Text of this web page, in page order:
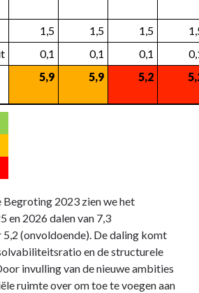
1,5 1,5 1,5
0,1 0,1 0,1
5,9 5,9 5,2
Begroting 2023 zien we het
en 2026 dalen van 7,3
(onvoldoende). De daling komt
en de structurele
invulling van de nieuwe ambities
ruimte over om toe te voegen aan